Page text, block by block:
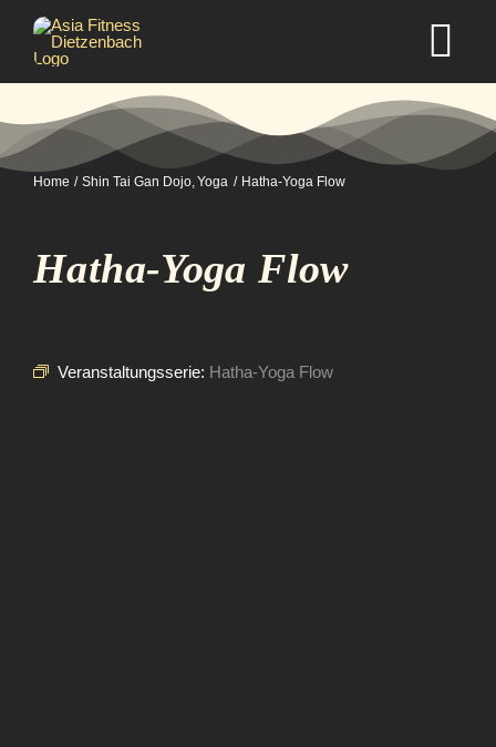
Inhalt
springen
Selbstverteidigung
Home Shin Tai Gan Dojo Yoga Hatha-Yoga Flow
Hatha-Yoga Flow
Veranstaltungsserie: Hatha-Yoga Flow